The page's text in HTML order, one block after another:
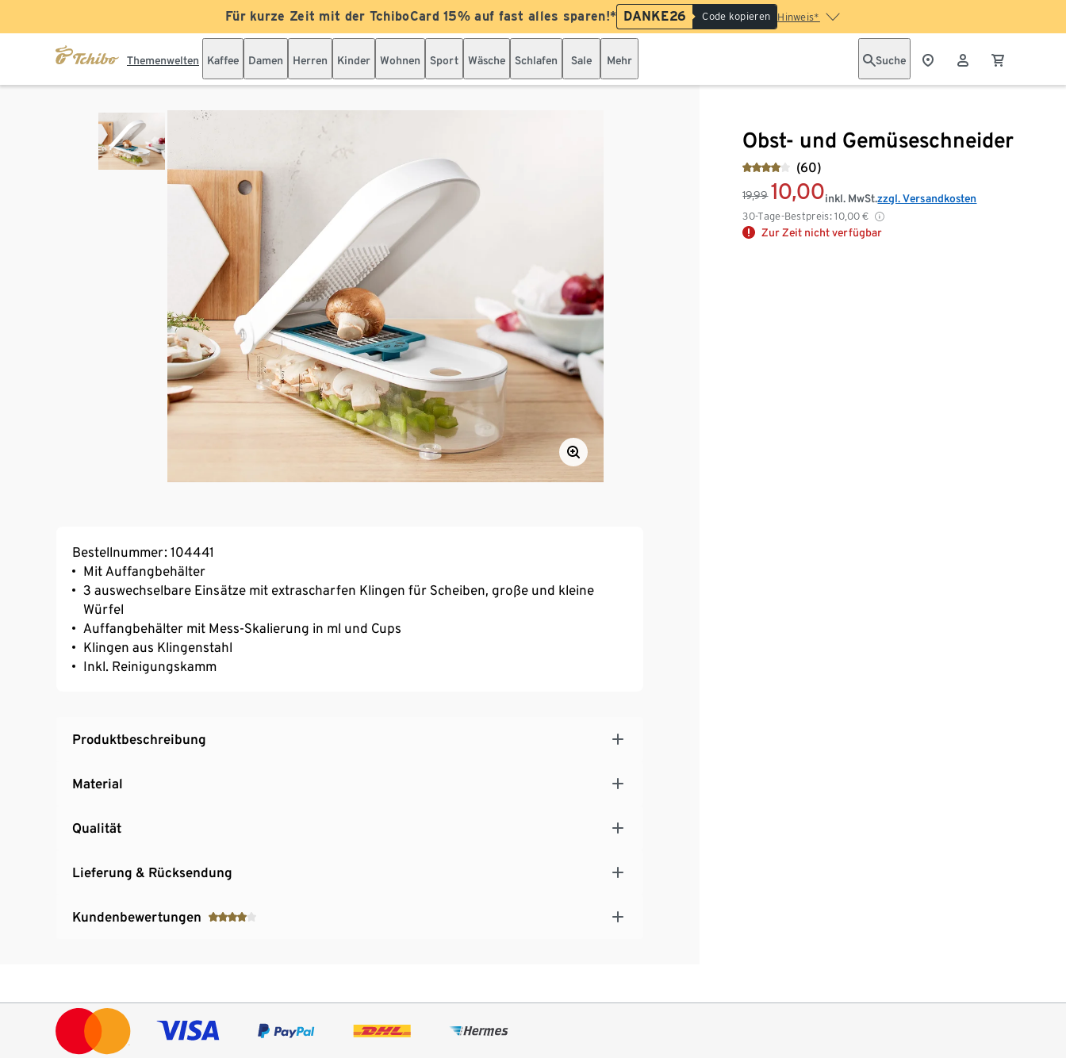
Für kurze Zeit mit der TchiboCard 15% auf fast alles sparen!* DANKE26 Code kopieren Hinweis*
Themenwelten Kaffee Damen Herren Kinder Wohnen Sport Wäsche Schlafen Sale Mehr Suche
Obst- und Gemüseschneider
(60)
19,99 10,00
30-Tage-Bestpreis: 10,00 €
inkl. MwSt.zzgl. Versandkosten
Zur Zeit nicht verfügbar
Bestellnummer: 104441
Mit Auffangbehälter
3 auswechselbare Einsätze mit extrascharfen Klingen für Scheiben, große und kleine
Würfel
Auffangbehälter mit Mess-Skalierung in ml und Cups
Klingen aus Klingenstahl
Inkl. Reinigungskamm
Produktbeschreibung
Material
Qualität
Lieferung & Rücksendung
Kundenbewertungen